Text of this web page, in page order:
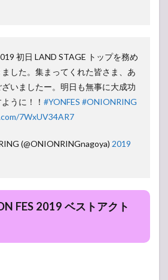
初日 LAND STAGE トップを務め
した。集まってくれた皆さま、あ
ざいましたー。明日も無事に大成功
うに！！ #YONFES #ONIONRING
7WxUV34AR7
(@ONIONRINGnagoya) 2019
FES 2019 ベストアクト